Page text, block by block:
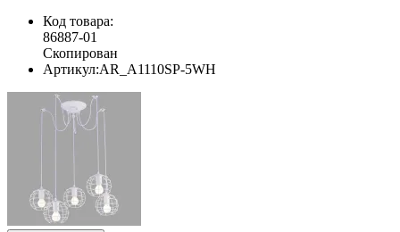
Код товара:
86887-01
Скопирован
Артикул:AR_A1110SP-5WH